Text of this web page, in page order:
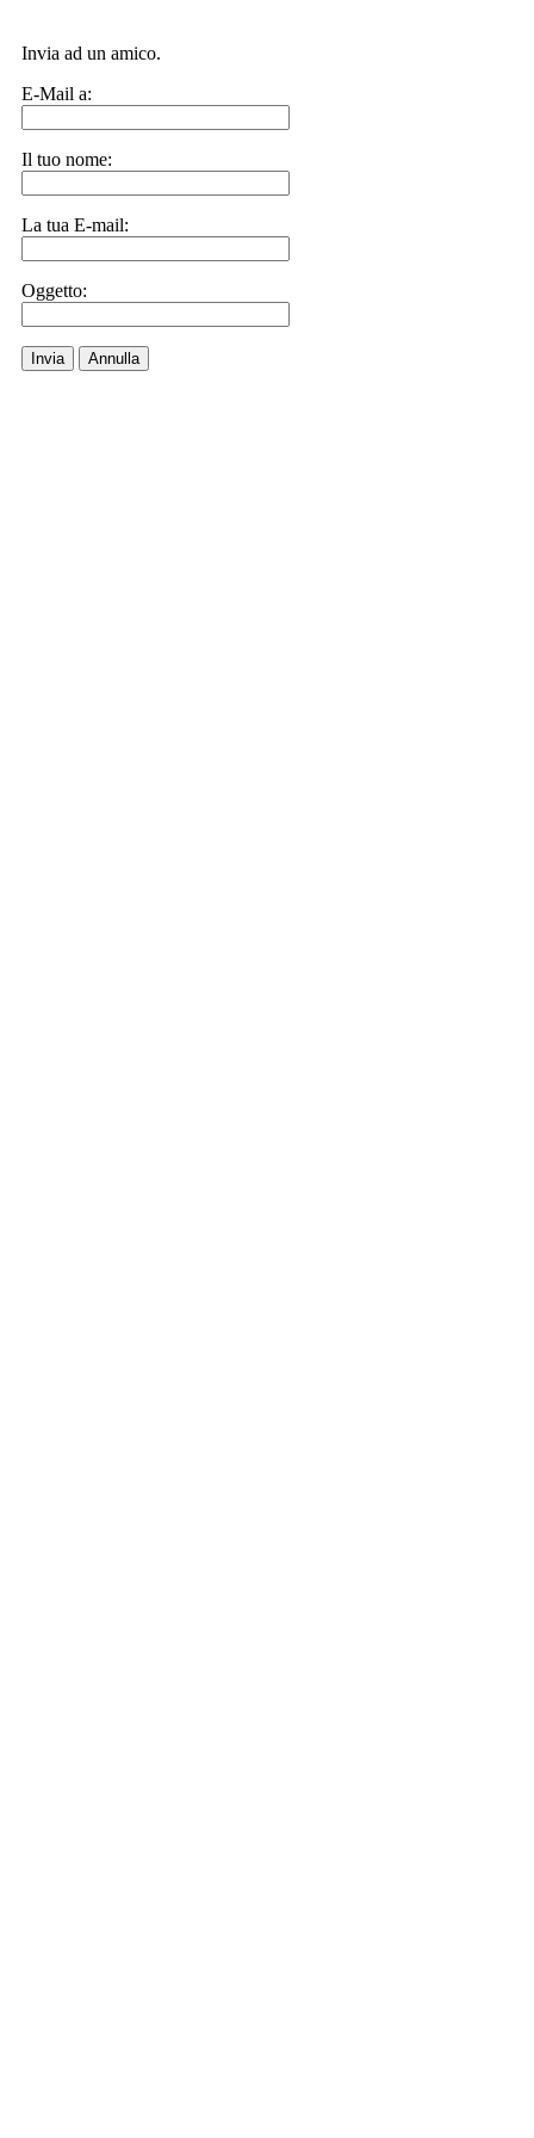
Invia ad un amico.
E-Mail a:
Il tuo nome:
La tua E-mail:
Oggetto:
Invia Annulla